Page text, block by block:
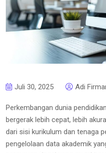
Juli 30, 2025 Adi
Perkembangan dunia
bergerak lebih cepat, lebih
dari sisi kurikulum dan tenaga
pengelolaan data akademik